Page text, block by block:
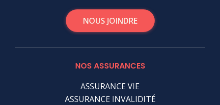
NOUS JOINDRE
NOS ASSURANCES
ASSURANCE VIE
ASSURANCE INVALIDITÉ